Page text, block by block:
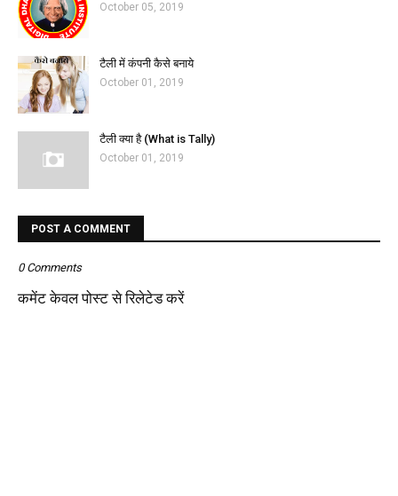
October 05, 2019
टैली में कंपनी कैसे बनाये
October 01, 2019
टैली क्या है (What is Tally)
October 01, 2019
POST A COMMENT
0 Comments
कमेंट केवल पोस्ट से रिलेटेड करें